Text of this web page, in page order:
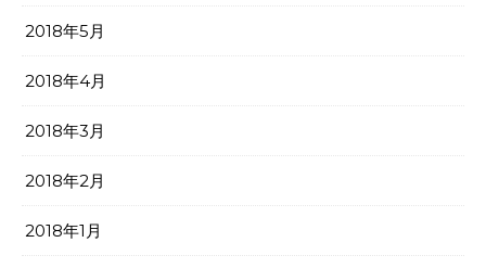
2018年5月
2018年4月
2018年3月
2018年2月
2018年1月